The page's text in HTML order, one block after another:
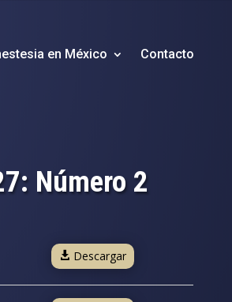
en México Contacto
Número 2
Descargar